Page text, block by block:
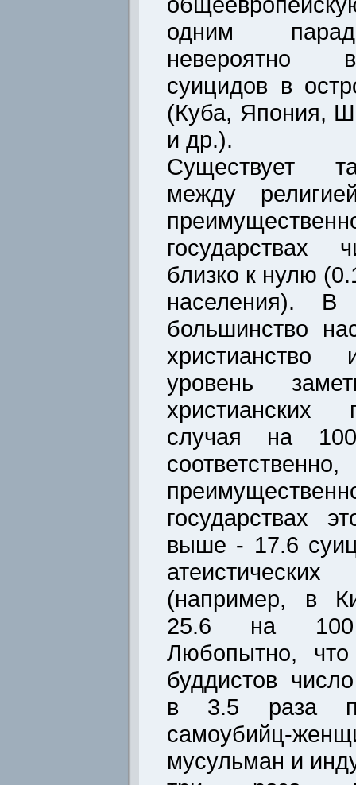
одним
невероятно
суицидов в
(Куба, Япония,
и др.).
Существует
между
государствах
близко к нулю
населения). В
большинство
уровень
христианских
случая на
государствах
выше - 17.6
(например, в
25.6 на 100
Любопытно,
буддистов
в 3.5 раза
самоубийц-
мусульман и